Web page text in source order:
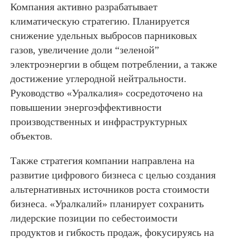
Компания активно разрабатывает
климатическую стратегию. Планируется
снижение удельных выбросов парниковых
газов, увеличение доли “зеленой”
электроэнергии в общем потреблении, а также
достижение углеродной нейтральности.
Руководство «Уралкалия» сосредоточено на
повышении энергоэффективности
производственных и инфраструктурных
объектов.
Также стратегия компании направлена на
развитие цифрового бизнеса с целью создания
альтернативных источников роста стоимости
бизнеса. «Уралкалий» планирует сохранить
лидерские позиции по себестоимости
продуктов и гибкость продаж, фокусируясь на